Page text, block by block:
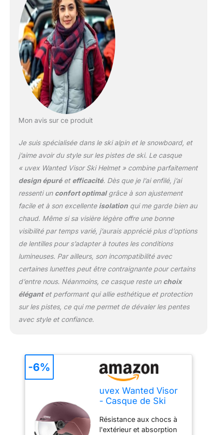
grâce au système uvex
IAS réglable La sangle
FAS peut être facilement
et infiniment ajustée
exactement à la forme de
votre tête Système de
ventilation
ferméverrouillable pour la
régulation de la
Mon avis sur ce produit
Je suis spécialisée dans le ski alpin et le snowboard, et
j’aime avoir du style sur les pistes de ski. Le casque
« uvex Wanted Visor Ski Helmet » combine parfaitement
design épuréet efficacité. Dès que je l’ai enfilé, j’ai
ressenti un confort optimalgrâce à son ajustement
facile et à son excellente isolationqui me garde bien au
chaud. Même si sa visière légère offre une bonne
visibilité par temps varié, j’aurais apprécié plus d’options
de lentilles pour s’adapter à toutes les conditions
lumineuses. Par ailleurs, son incompatibilité avec
certaines lunettes peut être contraignante pour certains
d’entre nous. Néanmoins, ce casque reste un choix
élégantet performant qui allie esthétique et protection
sur les pistes, ce qui me permet de dévaler les pentes
avec style et confiance.
uvex Wanted Visor
- Casque de Ski
Femmes - avec
Visière - Réglage
Résistance aux chocs à
l'extérieur et absorption
-6%